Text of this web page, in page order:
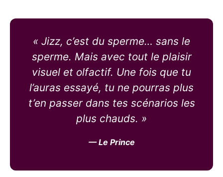
« Jizz, c’est du sperme… sans le
sperme. Mais avec tout le plaisir
visuel et olfactif. Une fois que tu
l’auras essayé, tu ne pourras plus
t’en passer dans tes scénarios les
plus chauds. »
— Le Prince